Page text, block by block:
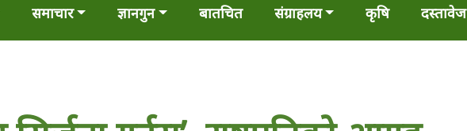
समाचार ज्ञानगुन बातचित संग्राहलय कृषि दस्तावेज